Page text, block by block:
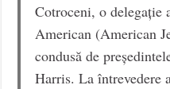
Cotroceni, o delegație
American (American
condusă de
Harris. La întrevedere